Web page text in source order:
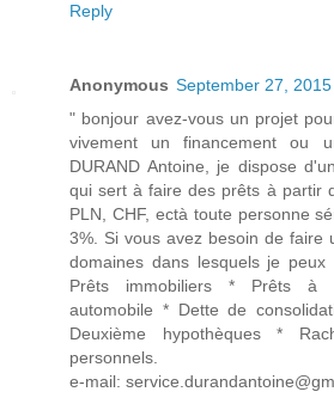
Reply
Anonymous September 27,
" bonjour avez-vous un projet
vivement un financement ou
DURAND Antoine, je dispose
qui sert à faire des prêts à partir
PLN, CHF, ectà toute personne
3%. Si vous avez besoin de faire
domaines dans lesquels je
Prêts immobiliers * Prêts à
automobile * Dette de
Deuxième hypothèques *
personnels.
e-mail: